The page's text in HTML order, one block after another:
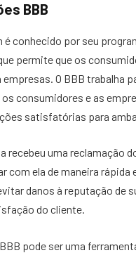
BBB
é conhecido por seu
permite que os
O BBB trabalha
consumidores e as
satisfatórias para
recebeu uma reclamação
com ela de maneira rápida
danos à reputação de
do cliente.
pode ser uma